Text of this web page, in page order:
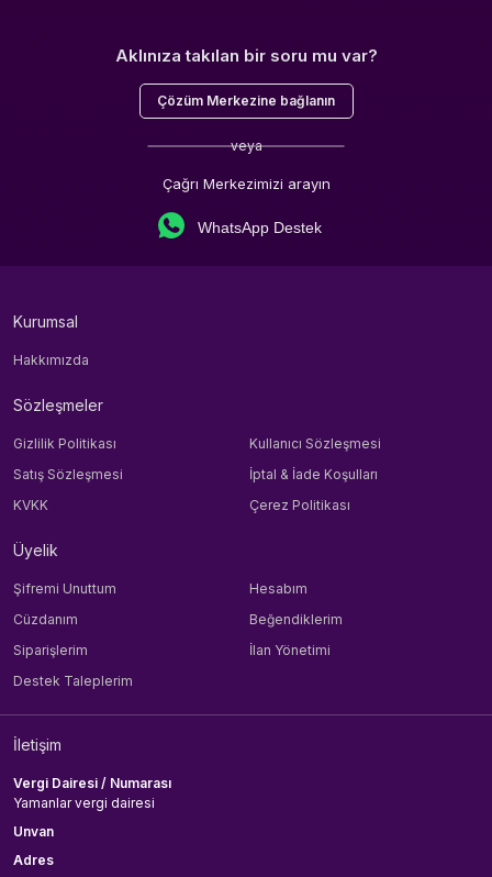
Aklınıza takılan bir soru mu var?
Çözüm Merkezine bağlanın
veya
Çağrı Merkezimizi arayın
WhatsApp Destek
Kurumsal
Hakkımızda
Sözleşmeler
Gizlilik Politikası
Kullanıcı Sözleşmesi
Satış Sözleşmesi
İptal & İade Koşulları
KVKK
Çerez Politikası
Üyelik
Şifremi Unuttum
Hesabım
Cüzdanım
Beğendiklerim
Siparişlerim
İlan Yönetimi
Destek Taleplerim
İletişim
Vergi Dairesi / Numarası
Yamanlar vergi dairesi
Unvan
Adres